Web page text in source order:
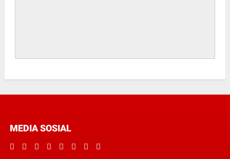
MEDIA SOSIAL